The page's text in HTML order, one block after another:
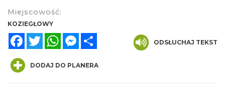
Miejscowość:
KOZIEGŁOWY
FacebookTwitterWhatsAppMessenger
ODSŁUCHAJ TEKST
DODAJ DO PLANERA